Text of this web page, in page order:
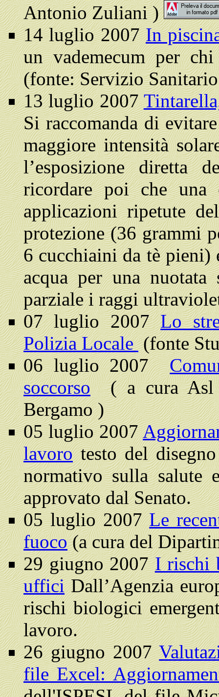
Antonio Zuliani )
14 luglio 2007In
un vademecum per
(fonte: Servizio
13 luglio 2007
Si raccomanda di
maggiore intensità
l’esposizione diretta
ricordare poi che una
applicazioni ripetute
protezione (36 grammi
6 cucchiaini da tè pieni)
acqua per una
parziale i raggi
07 luglio 2007Lo
Polizia Locale(fonte
06 luglio 2007
soccorso( a cura Asl
Bergamo )
05 luglio 2007
lavoro testo del
normativo sulla salute
approvato dal Senato.
05 luglio 2007Le
fuoco(a cura del
29 giugno 2007I rischi
uffici Dall’Agenzia
rischi biologici
lavoro.
26 giugno 2007
file Excel: